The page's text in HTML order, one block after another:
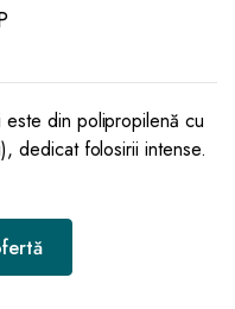
este din polipropilenă cu
dedicat folosirii intense.